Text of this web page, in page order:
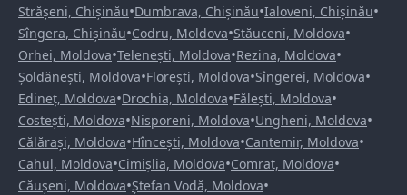
Strășeni, Chișinău•Dumbrava, Chișinău•Ialoveni, Chișinău•
Sîngera, Chișinău•Codru, Moldova•Stăuceni, Moldova•
Orhei, Moldova•Telenești, Moldova•Rezina, Moldova•
Șoldănești, Moldova•Florești, Moldova•Sîngerei, Moldova•
Edineț, Moldova•Drochia, Moldova•Fălești, Moldova•
Costești, Moldova•Nisporeni, Moldova•Ungheni, Moldova•
Călărași, Moldova•Hîncești, Moldova•Cantemir, Moldova•
Cahul, Moldova•Cimișlia, Moldova•Comrat, Moldova•
Căușeni, Moldova•Ștefan Vodă, Moldova•